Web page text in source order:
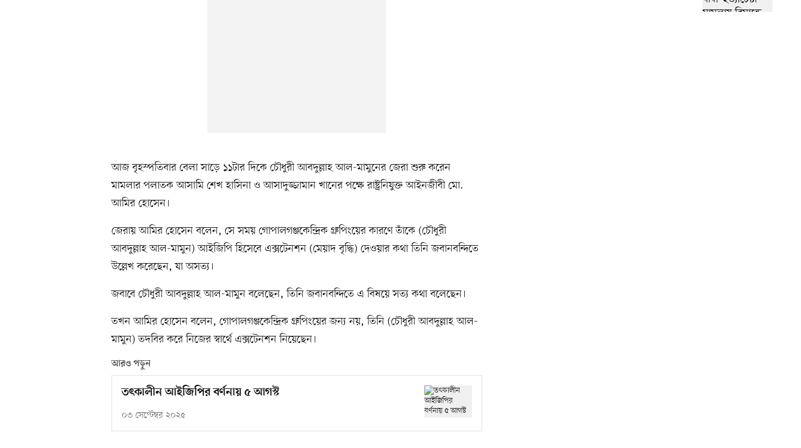
আজ বৃহস্পতিবার বেলা সাড়ে ১১টার দিকে চৌধুরী আবদুল্লাহ আল-মামুনের জেরা শুরু করেন
মামলার পলাতক আসামি শেখ হাসিনা ও আসাদুজ্জামান খানের পক্ষে রাষ্ট্রনিযুক্ত আইনজীবী মো.
আমির হোসেন।
জেরায় আমির হোসেন বলেন, সে সময় গোপালগঞ্জকেন্দ্রিক গ্রুপিংয়ের কারণে তাঁকে (চৌধুরী
আবদুল্লাহ আল-মামুন) আইজিপি হিসেবে এক্সটেনশন (মেয়াদ বৃদ্ধি) দেওয়ার কথা তিনি জবানবন্দিতে
উল্লেখ করেছেন, যা অসত্য।
জবাবে চৌধুরী আবদুল্লাহ আল-মামুন বলেছেন, তিনি জবানবন্দিতে এ বিষয়ে সত্য কথা বলেছেন।
তখন আমির হোসেন বলেন, গোপালগঞ্জকেন্দ্রিক গ্রুপিংয়ের জন্য নয়, তিনি (চৌধুরী আবদুল্লাহ আল-
মামুন) তদবির করে নিজের স্বার্থে এক্সটেনশন নিয়েছেন।
আরও পড়ুন
তৎকালীন আইজিপির বর্ণনায় ৫ আগস্ট
০৩ সেপ্টেম্বর ২০২৫